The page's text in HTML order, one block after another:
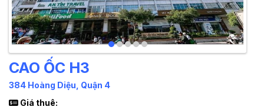
CAO ỐC H3
384 Hoàng Diệu, Quận 4
Giá thuê: